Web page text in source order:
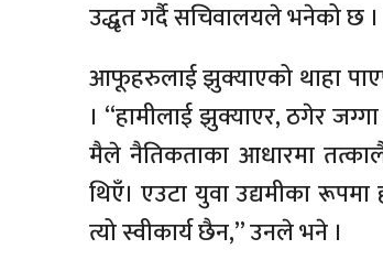
उद्धृत गर्दै सचिवालयले भनेको छ ।
आफूहरुलाई झुक्याएको थाहा
। “हामीलाई झुक्याएर, ठगेर
मैले नैतिकताका आधारमा तत्कालै
थिएँ। एउटा युवा उद्यमीका
त्यो स्वीकार्य छैन,” उनले भने ।